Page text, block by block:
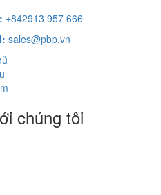
+842913 957 666
sales@pbp.vn
chúng tôi